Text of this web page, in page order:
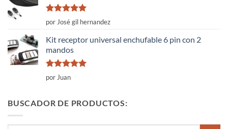
Valorado
con
de 5
por José gil hernandez
Kit receptor universal enchufable 6 pin con 2
mandos
Valorado
con
por Juan
BUSCADOR DE PRODUCTOS: